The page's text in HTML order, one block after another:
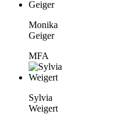
Monika
Geiger
MFA
Sylvia
Weigert